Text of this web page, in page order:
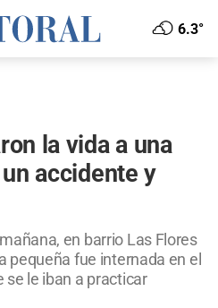
6.3°
la vida a una
accidente y
en barrio Las Flores
pequeña fue internada en el
se le iban a practicar